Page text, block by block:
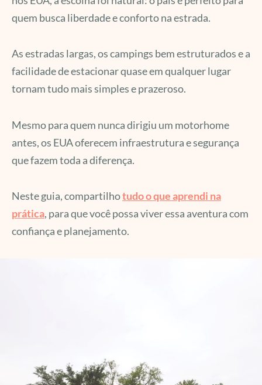
quem busca liberdade e conforto na estrada.
As estradas largas, os campings bem estruturados e a
facilidade de estacionar quase em qualquer lugar
tornam tudo mais simples e prazeroso.
Mesmo para quem nunca dirigiu um motorhome
antes, os EUA oferecem infraestrutura e segurança
que fazem toda a diferença.
Neste guia, compartilhotudo o que aprendi na
prática, para que você possa viver essa aventura com
confiança e planejamento.